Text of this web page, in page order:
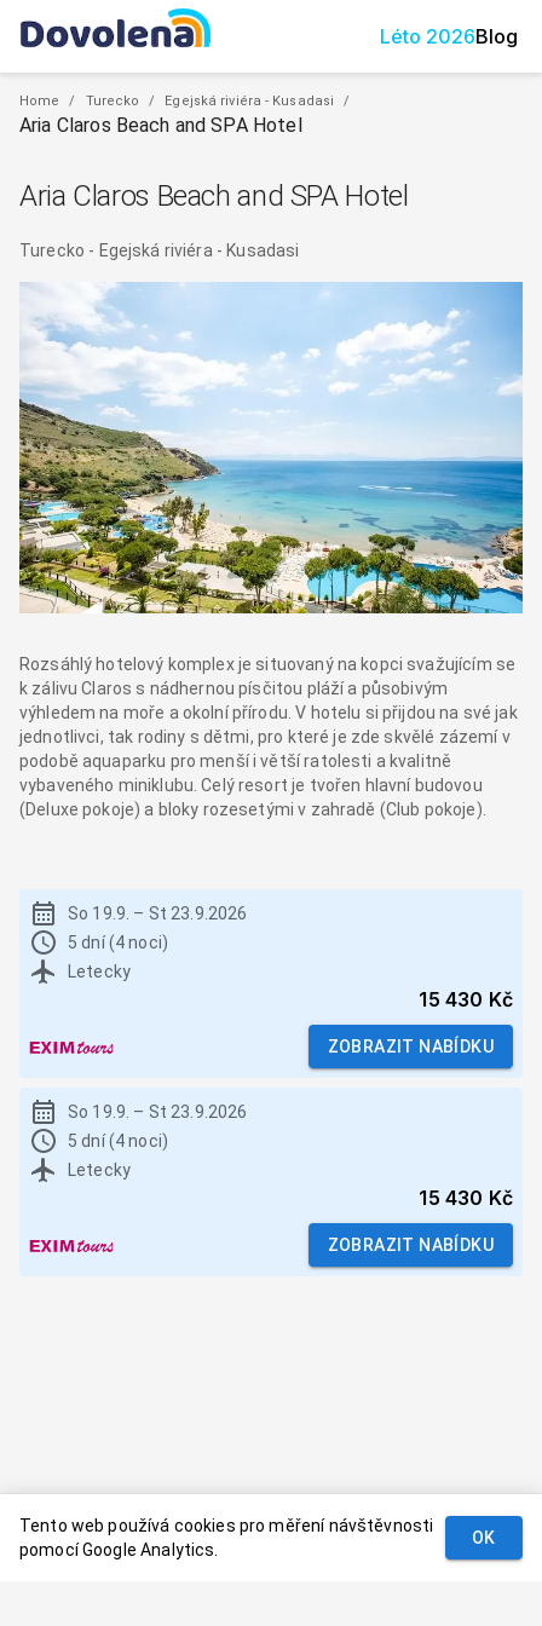
Léto 2026Blog
Home / Turecko / Egejská riviéra - Kusadasi /
Aria Claros Beach and SPA Hotel
Aria Claros Beach and SPA Hotel
Turecko - Egejská riviéra - Kusadasi
Rozsáhlý hotelový komplex je situovaný na kopci svažujícím se
k zálivu Claros s nádhernou písčitou pláží a působivým
výhledem na moře a okolní přírodu. V hotelu si přijdou na své jak
jednotlivci, tak rodiny s dětmi, pro které je zde skvělé zázemí v
podobě aquaparku pro menší i větší ratolesti a kvalitně
vybaveného miniklubu. Celý resort je tvořen hlavní budovou
(Deluxe pokoje) a bloky rozesetými v zahradě (Club pokoje).
So 19.9. – St 23.9.2026
5 dní (4 noci)
Letecky
15 430 Kč
ZOBRAZIT NABÍDKU
So 19.9. – St 23.9.2026
5 dní (4 noci)
Letecky
15 430 Kč
ZOBRAZIT NABÍDKU
Tento web používá cookies pro měření návštěvnosti
pomocí Google Analytics.
OK